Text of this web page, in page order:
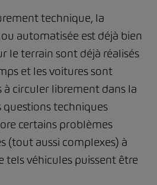
technique, la
automatisée est déjà bien
le terrain sont déjà réalisés
et les voitures sont
circuler librement dans la
techniques
certains problèmes
(tout aussi complexes) à
tels véhicules puissent être